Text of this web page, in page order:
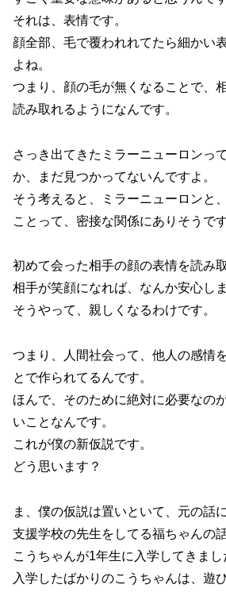
それは、表情です。
顔全部、毛で覆われれてたら細かい
よね。
つまり、顔の毛が無くなることで、
読み取れるようになんです。
さっき出てきたミラーニューロンっ
か、まだ見つかってないんですよ。
そう考えると、ミラーニューロンと
ことって、密接な関係にありそうです
初めて会った相手の顔の表情を読み
相手が笑顔になれば、なんか安心しま
そうやって、親しくなるわけです。
つまり、人間社会って、他人の感情
とで作られてるんです。
ほんで、そのために絶対に必要なの
いことなんです。
これが僕の新仮説です。
どう思います？
ま、僕の仮説は置いといて、元の話
支援学校の先生をしてる福ちゃんの話
こうちゃんが1年生に入学してきまし
入学したばかりのこうちゃんは、遊